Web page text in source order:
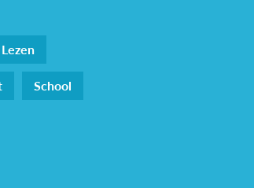
Lezen
School